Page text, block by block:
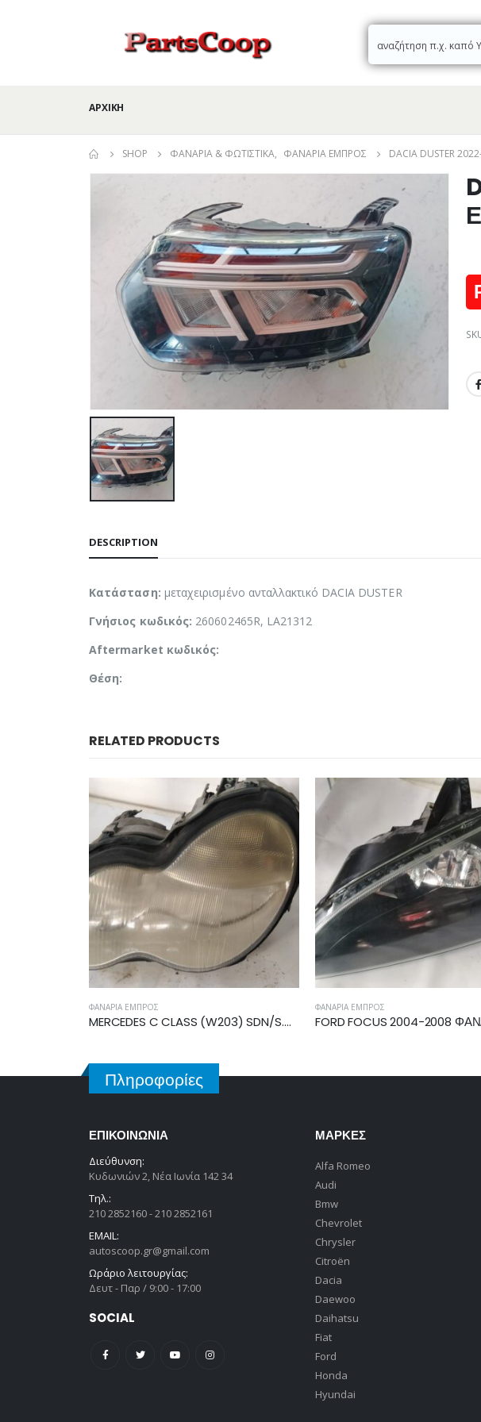
ΑΡΧΙΚΉ
SHOP ΦΑΝΆΡΙΑ & ΦΩΤΙΣΤΙΚΆ, ΦΑΝΆΡΙΑ ΕΜΠΡΌΣ DACIA DUSTER
DESCRIPTION
Κατάσταση: μεταχειρισμένο ανταλλακτικό DACIA DUSTER
Γνήσιος κωδικός: 260602465R, LA21312
Aftermarket κωδικός:
Θέση:
RELATED PRODUCTS
ΦΑΝΆΡΙΑ ΕΜΠΡΌΣ
FORD FOCUS 2004-2008 ΦΑΝΑΡΙ ΕΜΠΡΟΣ ΑΡΙΣΤΕΡΟ 4M5113101JD
ΦΑΝΆΡΙΑ ΕΜΠΡΌΣ
Πληροφορίες
ΕΠΙΚΟΙΝΩΝΊΑ
Διεύθυνση:
Κυδωνιών 2, Νέα Ιωνία 142 34
Τηλ.:
210 2852160 - 210 2852161
EMAIL:
autoscoop.gr@gmail.com
Ωράριο λειτουργίας:
Δευτ - Παρ / 9:00 - 17:00
SOCIAL
ΜΆΡΚΕΣ
Alfa Romeo
Audi
Bmw
Chevrolet
Chrysler
Citroën
Dacia
Daewoo
Daihatsu
Fiat
Ford
Honda
Hyundai